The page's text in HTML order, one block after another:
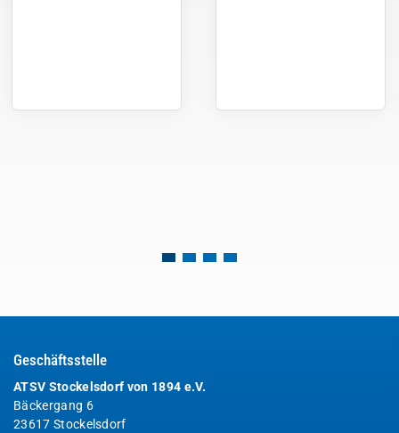
Geschäftsstelle
ATSV Stockelsdorf von 1894 e.V.
Bäckergang 6
23617 Stockelsdorf